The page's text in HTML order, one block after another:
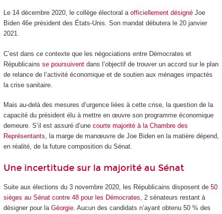
Le 14 décembre 2020, le collège électoral a officiellement désignéJoe
Biden 46eprésident des États-Unis. Son mandat débutera le 20 janvier
2021.
C’est dans ce contexte que les négociations entre Démocrates et
Républicains se poursuiventdans l’objectif de trouver un accord sur le plan
de relance de l’activité économique et de soutien aux ménages impactés
la crise sanitaire.
Mais au-delà des mesures d’urgence liées à cette crise, la question de la
capacité du président élu à mettre en œuvre son programme économique
demeure. S’il est assuré d’une courte majorité à la Chambre des
Représentants, la marge de manœuvre de Joe Biden en la matière dépend,
en réalité, de la future composition du Sénat.
Une incertitude sur la majorité au Sénat
Suite aux élections du 3 novembre 2020, les Républicains disposent de 50
sièges au Sénat contre 48 pour les Démocrates, 2 sénateurs restant à
désigner pour la Géorgie. Aucun des candidats n’ayant obtenu 50 % des